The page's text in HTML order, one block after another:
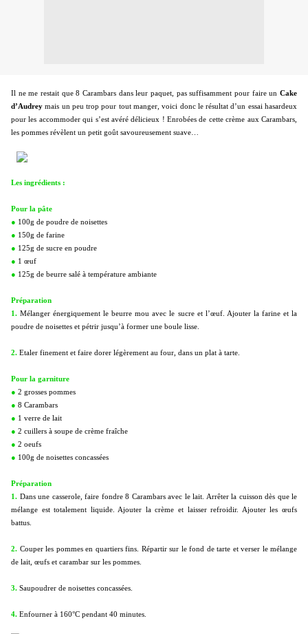
Il ne me restait que 8 Carambars dans leur paquet, pas suffisamment pour faire un Cake
d’Audrey mais un peu trop pour tout manger, voici donc le résultat d’un essai hasardeux
pour les accommoder qui s’est avéré délicieux ! Enrobées de cette crème aux Carambars,
les pommes révèlent un petit goût savoureusement suave…
Les ingrédients :
Pour la pâte
● 100g de poudre de noisettes
● 150g de farine
● 125g de sucre en poudre
● 1 œuf
● 125g de beurre salé à température ambiante
Préparation
1. Mélanger énergiquement le beurre mou avec le sucre et l’œuf. Ajouter la farine et la
poudre de noisettes et pétrir jusqu’à former une boule lisse.
2. Etaler finement et faire dorer légèrement au four, dans un plat à tarte.
Pour la garniture
● 2 grosses pommes
● 8 Carambars
● 1 verre de lait
● 2 cuillers à soupe de crème fraîche
● 2 oeufs
● 100g de noisettes concassées
Préparation
1. Dans une casserole, faire fondre 8 Carambars avec le lait. Arrêter la cuisson dès que le
mélange est totalement liquide. Ajouter la crème et laisser refroidir. Ajouter les œufs
battus.
2. Couper les pommes en quartiers fins. Répartir sur le fond de tarte et verser le mélange
de lait, œufs et carambar sur les pommes.
3. Saupoudrer de noisettes concassées.
4. Enfourner à 160°C pendant 40 minutes.